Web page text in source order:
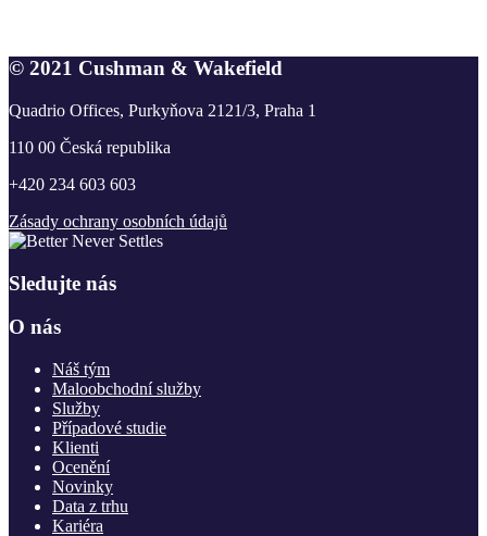
© 2021 Cushman & Wakefield
Quadrio Offices, Purkyňova 2121/3, Praha 1
110 00 Česká republika
+420 234 603 603
Zásady ochrany osobních údajů
Sledujte nás
O nás
Náš tým
Maloobchodní služby
Služby
Případové studie
Klienti
Ocenění
Novinky
Data z trhu
Kariéra